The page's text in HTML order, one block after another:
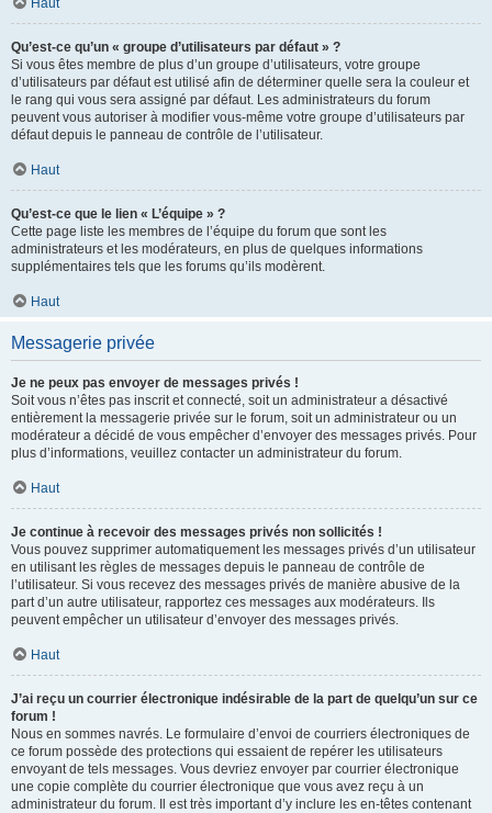
Haut
Qu’est-ce qu’un « groupe d’utilisateurs par défaut » ?
Si vous êtes membre de plus d’un groupe d’utilisateurs, votre groupe
d’utilisateurs par défaut est utilisé afin de déterminer quelle sera la couleur et
le rang qui vous sera assigné par défaut. Les administrateurs du forum
peuvent vous autoriser à modifier vous-même votre groupe d’utilisateurs par
défaut depuis le panneau de contrôle de l’utilisateur.
Haut
Qu’est-ce que le lien « L’équipe » ?
Cette page liste les membres de l’équipe du forum que sont les
administrateurs et les modérateurs, en plus de quelques informations
supplémentaires tels que les forums qu’ils modèrent.
Haut
Messagerie privée
Je ne peux pas envoyer de messages privés !
Soit vous n’êtes pas inscrit et connecté, soit un administrateur a désactivé
entièrement la messagerie privée sur le forum, soit un administrateur ou un
modérateur a décidé de vous empêcher d’envoyer des messages privés. Pour
plus d’informations, veuillez contacter un administrateur du forum.
Haut
Je continue à recevoir des messages privés non sollicités !
Vous pouvez supprimer automatiquement les messages privés d’un utilisateur
en utilisant les règles de messages depuis le panneau de contrôle de
l’utilisateur. Si vous recevez des messages privés de manière abusive de la
part d’un autre utilisateur, rapportez ces messages aux modérateurs. Ils
peuvent empêcher un utilisateur d’envoyer des messages privés.
Haut
J’ai reçu un courrier électronique indésirable de la part de quelqu’un sur ce
forum !
Nous en sommes navrés. Le formulaire d’envoi de courriers électroniques de
ce forum possède des protections qui essaient de repérer les utilisateurs
envoyant de tels messages. Vous devriez envoyer par courrier électronique
une copie complète du courrier électronique que vous avez reçu à un
administrateur du forum. Il est très important d’y inclure les en-têtes contenant